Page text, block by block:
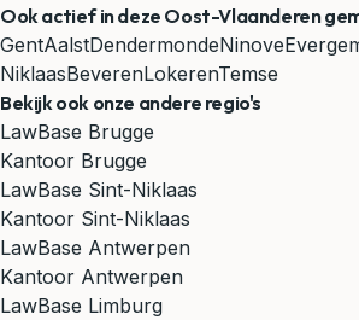
Ook actief in deze Oost-Vlaanderen
GentAalstDendermondeNinove
NiklaasBeverenLokerenTemse
Bekijk ook onze andere regio's
LawBase Brugge
Kantoor Brugge
LawBase Sint-Niklaas
Kantoor Sint-Niklaas
LawBase Antwerpen
Kantoor Antwerpen
LawBase Limburg